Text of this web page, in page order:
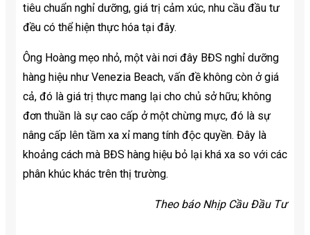
tiêu chuẩn nghỉ dưỡng, giá trị cảm xúc, nhu cầu đầu tư
đều có thể hiện thực hóa tại đây.
Ông Hoàng mẹo nhỏ, một vài nơi đây BĐS nghỉ dưỡng
hàng hiệu như Venezia Beach, vấn đề không còn ở giá
cả, đó là giá trị thực mang lại cho chủ sở hữu; không
đơn thuần là sự cao cấp ở một chừng mực, đó là sự
nâng cấp lên tầm xa xỉ mang tính độc quyền. Đây là
khoảng cách mà BĐS hàng hiệu bỏ lại khá xa so với các
phân khúc khác trên thị trường.
Theo báo Nhịp Cầu Đầu Tư